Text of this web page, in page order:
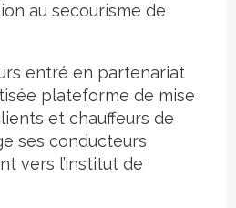
au secourisme de
entré en partenariat
plateforme de mise
et chauffeurs de
ses conducteurs
vers l’institut de